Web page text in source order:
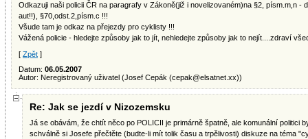
Odkazuji naši policii ČR na paragrafy v Zákoně(již i novelizovaném)na §2, písm.m,n -
aut!!), §70,odst.2,písm.c !!!
Všude tam je odkaz na přejezdy pro cyklisty !!!
Vážená policie - hledejte způsoby jak to jít, nehledejte způsoby jak to nejít....zdraví
[ Zpět ]
Datum: 06.05.2007
Autor: Neregistrovaný uživatel (Josef Cepák (cepak@elsatnet.xx))
Re: Jak se jezdí v Nizozemsku
Já se obávám, že chtít něco po POLICII je primárně špatně, ale komunální politici
schválně si Josefe přečtěte (budte-li mít tolik času a trpělivosti) diskuze na téma